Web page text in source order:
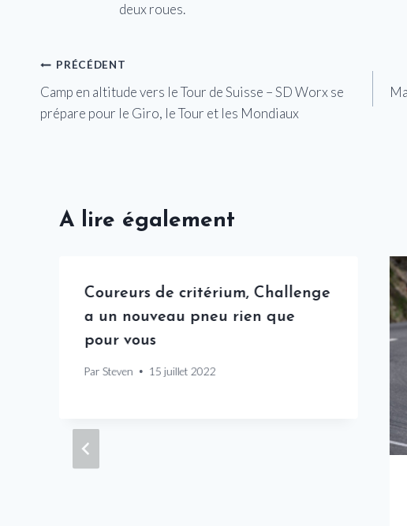
deux roues.
Navigation
de
PRÉCÉDENT
Camp en altitude vers le Tour de Suisse – SD Worx se
prépare pour le Giro, le Tour et les Mondiaux
A lire également
Coureurs de critérium, Challenge
a un nouveau pneu rien que
pour vous
Par Steven 15 juillet 2022